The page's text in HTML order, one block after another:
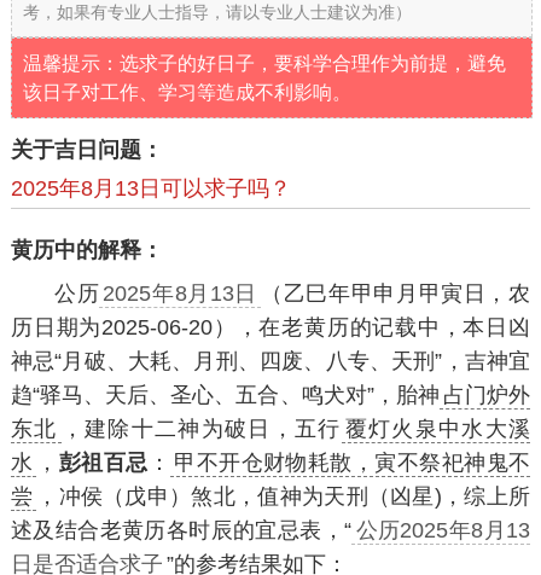
考，如果有专业人士指导，请以专业人士建议为准）
温馨提示：选求子的好日子，要科学合理作为前提，避免
该日子对工作、学习等造成不利影响。
关于吉日问题：
2025年8月13日可以求子吗？
黄历中的解释：
公历 2025年8月13日
（乙巳年甲申月甲寅日，农
历日期为2025-06-20），在老黄历的记载中，本日凶
神忌“月破、大耗、月刑、四废、八专、天刑”，吉神宜
趋“驿马、天后、圣心、五合、鸣犬对”，胎神 占门炉外
东北
，建除十二神为破日，五行 覆灯火泉中水大溪
水 ， 彭祖百忌 ： 甲不开仓财物耗散，寅不祭祀神鬼不
尝 ，冲侯（戊申）煞北，值神为天刑（凶星)，综上所
述及结合老黄历各时辰的宜忌表，“ 公历2025年8月13
日是否适合求子 ”的参考结果如下：